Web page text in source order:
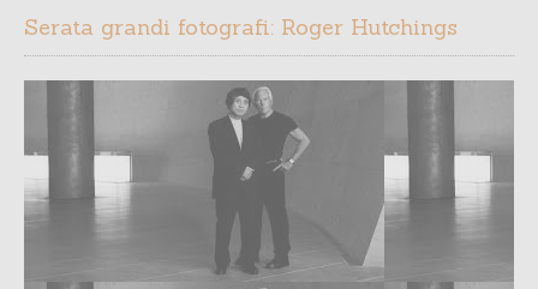
Serata grandi fotografi: Roger Hutchings